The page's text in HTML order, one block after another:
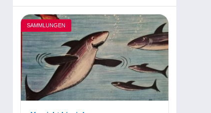
SAMMLUNGEN